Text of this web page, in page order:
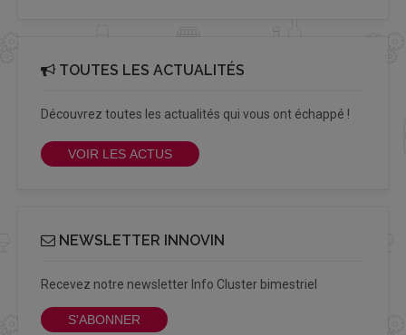
TOUTES LES ACTUALITÉS
Découvrez toutes les actualités qui vous ont échappé !
VOIR LES ACTUS
NEWSLETTER INNOVIN
Recevez notre newsletter Info Cluster bimestriel
S'ABONNER